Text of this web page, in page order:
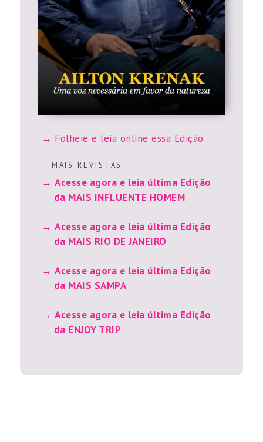
Folheie e leia online essa Edição
M A I S R E V I S T A S
Acesse agora e leia última Edição
da MAIS INFLUENTE HOMEM
Acesse agora e leia última Edição
da MAIS RIO DE JANEIRO
Acesse agora e leia última Edição
da MAIS SAMPA
Acesse agora e leia última Edição
da ENJOY TRIP